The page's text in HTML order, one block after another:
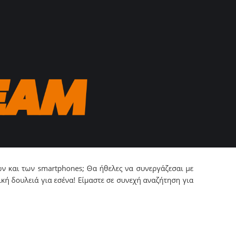
και των smartphones; Θα ήθελες να συνεργάζεσαι με
δουλειά για εσένα! Είμαστε σε συνεχή αναζήτηση για